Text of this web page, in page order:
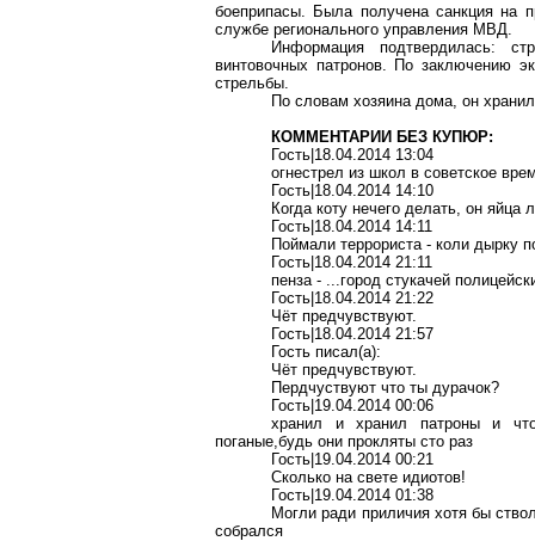
боеприпасы. Была получена санкция на
службе регионального управления МВД.
Информация подтвердилась:
винтовочных патронов. По заключению
стрельбы.
По словам хозяина дома, он
КОММЕНТАРИИ БЕЗ КУПЮР:
Гость|18.04.2014 13:04
огнестрел из школ в советское
Гость|18.04.2014 14:10
Когда коту нечего делать, он яйца
Гость|18.04.2014 14:11
Поймали террориста - коли дырку
Гость|18.04.2014 21:11
пенза - ...город стукачей
Гость|18.04.2014 21:22
Чёт предчувствуют.
Гость|18.04.2014 21:57
Гость писал(a):
Чёт предчувствуют.
Пердчуствуют что ты дурачок?
Гость|19.04.2014 00:06
хранил и хранил патроны и
поганые,будь они прокляты сто раз
Гость|19.04.2014 00:21
Сколько на свете идиотов!
Гость|19.04.2014 01:38
Могли ради приличия хотя бы
собрался